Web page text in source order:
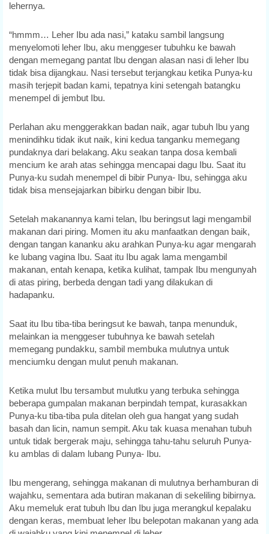
lehernya.
“hmmm… Leher Ibu ada nasi,” kataku sambil langsung
menyelomoti leher Ibu, aku menggeser tubuhku ke bawah
dengan memegang pantat Ibu dengan alasan nasi di leher Ibu
tidak bisa dijangkau. Nasi tersebut terjangkau ketika Punya-ku
masih terjepit badan kami, tepatnya kini setengah batangku
menempel di jembut Ibu.
Perlahan aku menggerakkan badan naik, agar tubuh Ibu yang
menindihku tidak ikut naik, kini kedua tanganku memegang
pundaknya dari belakang. Aku seakan tanpa dosa kembali
mencium ke arah atas sehingga mencapai dagu Ibu. Saat itu
Punya-ku sudah menempel di bibir Punya- Ibu, sehingga aku
tidak bisa mensejajarkan bibirku dengan bibir Ibu.
Setelah makanannya kami telan, Ibu beringsut lagi mengambil
makanan dari piring. Momen itu aku manfaatkan dengan baik,
dengan tangan kananku aku arahkan Punya-ku agar mengarah
ke lubang vagina Ibu. Saat itu Ibu agak lama mengambil
makanan, entah kenapa, ketika kulihat, tampak Ibu mengunyah
di atas piring, berbeda dengan tadi yang dilakukan di
hadapanku.
Saat itu Ibu tiba-tiba beringsut ke bawah, tanpa menunduk,
melainkan ia menggeser tubuhnya ke bawah setelah
memegang pundakku, sambil membuka mulutnya untuk
menciumku dengan mulut penuh makanan.
Ketika mulut Ibu tersambut mulutku yang terbuka sehingga
beberapa gumpalan makanan berpindah tempat, kurasakkan
Punya-ku tiba-tiba pula ditelan oleh gua hangat yang sudah
basah dan licin, namun sempit. Aku tak kuasa menahan tubuh
untuk tidak bergerak maju, sehingga tahu-tahu seluruh Punya-
ku amblas di dalam lubang Punya- Ibu.
Ibu mengerang, sehingga makanan di mulutnya berhamburan di
wajahku, sementara ada butiran makanan di sekeliling bibirnya.
Aku memeluk erat tubuh Ibu dan Ibu juga merangkul kepalaku
dengan keras, membuat leher Ibu belepotan makanan yang ada